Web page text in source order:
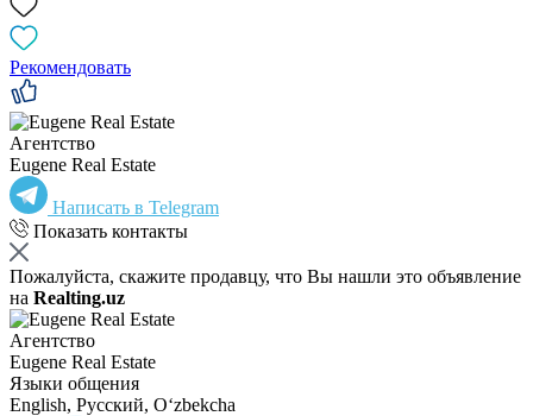
Рекомендовать
Агентство
Eugene Real Estate
Написать в Telegram
Показать контакты
Пожалуйста, скажите продавцу, что Вы нашли это объявление
на Realting.uz
Агентство
Eugene Real Estate
Языки общения
English, Русский, Oʻzbekcha